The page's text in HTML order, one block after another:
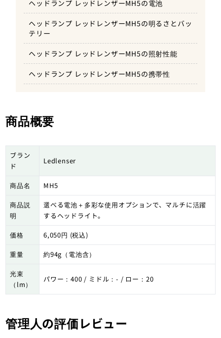
ヘッドランプ レッドレンザーMH5の電池
ヘッドランプ レッドレンザーMH5の明るさとバッ
テリー
ヘッドランプ レッドレンザーMH5の照射性能
ヘッドランプ レッドレンザーMH5の携帯性
商品概要
ブラン
ド
Ledlenser
商品名 MH5
商品説
明
選べる電池＋多彩な使用オプションで、マルチに活躍
するヘッドライト。
価格 6,050円 (税込)
重量 約94g（電池含）
光束
（lm）
パワー：400 / ミドル：- / ロー：20
管理人の評価レビュー